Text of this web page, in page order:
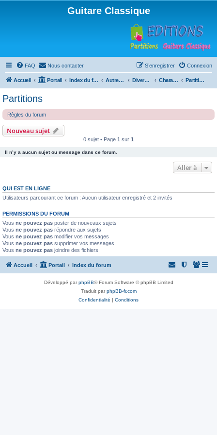
Guitare Classique
FAQ Nous contacter Connexion
S’enregistrer
Accueil Portail Index du forum Autres instruments à cordes pincées, ou styles Divers instruments Charango Partitions
Partitions
Règles du forum
Nouveau sujet
0 sujet • Page 1 sur 1
Il n’y a aucun sujet ou message dans ce forum.
Aller à
QUI EST EN LIGNE
Utilisateurs parcourant ce forum : Aucun utilisateur enregistré et 2 invités
PERMISSIONS DU FORUM
Vous ne pouvez pas poster de nouveaux sujets
Vous ne pouvez pas répondre aux sujets
Vous ne pouvez pas modifier vos messages
Vous ne pouvez pas supprimer vos messages
Vous ne pouvez pas joindre des fichiers
Accueil Portail Index du forum
Développé parphpBB® Forum Software © phpBB Limited
Traduit parphpBB-fr.com
Confidentialité | Conditions